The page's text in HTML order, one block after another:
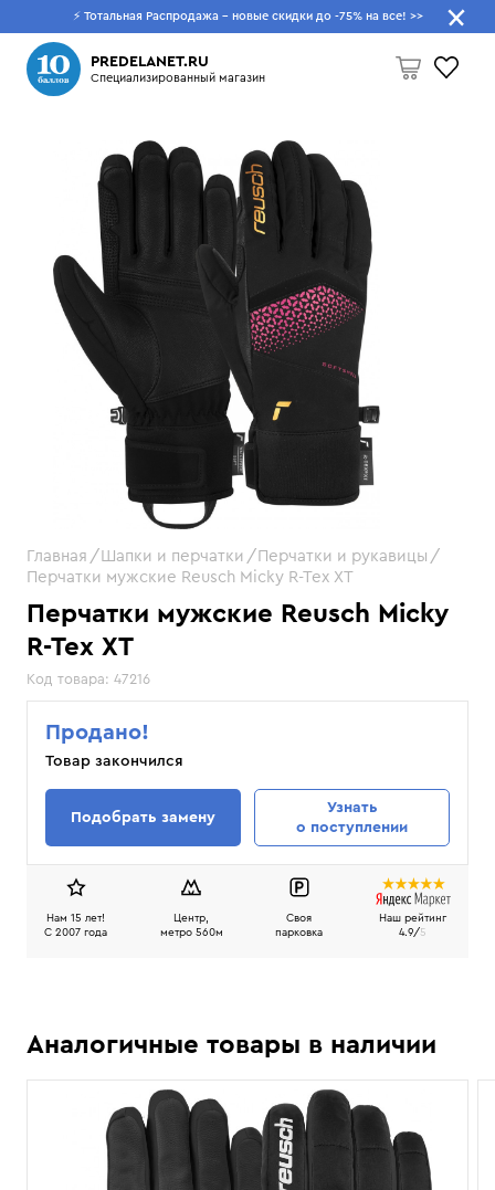
⚡ Тотальная Распродажа - новые скидки до -75% на все! >>
PREDELANET.RU
Специализированный магазин
Что будем искать?
Перчатки мужские Reusch Micky
R-Tex XT
Код товара: 47216
Главная Шапки и перчатки
Перчатки и рукавицы
Перчатки мужские Reusch Micky R-Tex XT
Продано!
Товар закончился
Подобрать замену
Узнать
о поступлении
Нам 15 лет!
C 2007 года
Центр,
метро 560м
Своя
парковка
Наш рейтинг
4.9/5
Аналогичные товары в наличии